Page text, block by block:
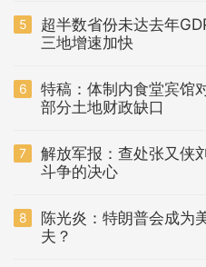
5
超半数省份未达去年GDP目标 中国前10
三地增速加快
6
特稿：体制内食堂宾馆
部分土地财政缺口
7
解放军报：查处张又侠
斗争的决心
8
陈光炎：特朗普会成为
夫？